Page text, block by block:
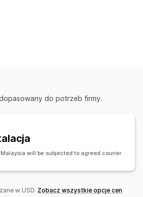
do potrzeb firmy.
will be subjected to agreed courier
w USD. Zobacz wszystkie opcje cen